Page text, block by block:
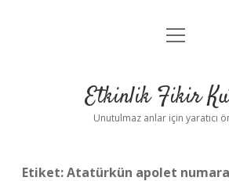
Anasayfa
Yasal Uyarı
menüyü
Etkinlik Fikir
Unutulmaz anlar için yaratıcı
Etiket:Atatürkün apolet